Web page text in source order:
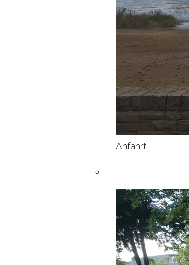
Anfahrt